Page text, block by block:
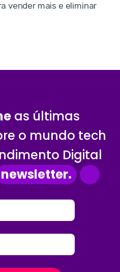
vender mais e eliminar
as últimas
o mundo tech
Digital
newsletter.